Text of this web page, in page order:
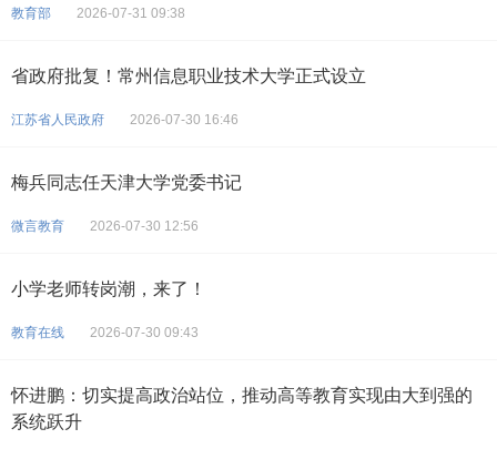
教育部 2026-07-31 09:38
省政府批复！常州信息职业技术大学正式设立
江苏省人民政府 2026-07-30 16:46
梅兵同志任天津大学党委书记
微言教育 2026-07-30 12:56
小学老师转岗潮，来了！
教育在线 2026-07-30 09:43
怀进鹏：切实提高政治站位，推动高等教育实现由大到强的
系统跃升